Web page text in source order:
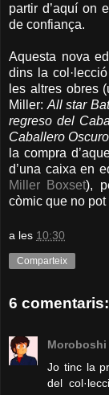
partir d’aquí on
de confiança.
Aquesta nova
dins la
les altres obres
Miller: All star
regreso del
Caballero Oscuro
la compra
d’una caixa en
Miller Boxset),
còmic que no
a les 10:30
Comparteix
6 comentaris:
Moroboshi
Jo tinc la
del